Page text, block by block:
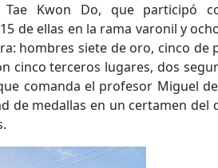
Kwon Do, que participó
de ellas en la rama varonil y
hombres siete de oro, cinco de
cinco terceros lugares, dos
comanda el profesor Miguel de
de medallas en un certamen del